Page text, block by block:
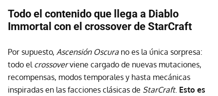
Todo el contenido que llega a Diablo
Immortal con el crossover de StarCraft
Por supuesto, Ascensión Oscura no es la única sorpresa:
todo el crossoverviene cargado de nuevas mutaciones,
recompensas, modos temporales y hasta mecánicas
inspiradas en las facciones clásicas de StarCraft. Esto es